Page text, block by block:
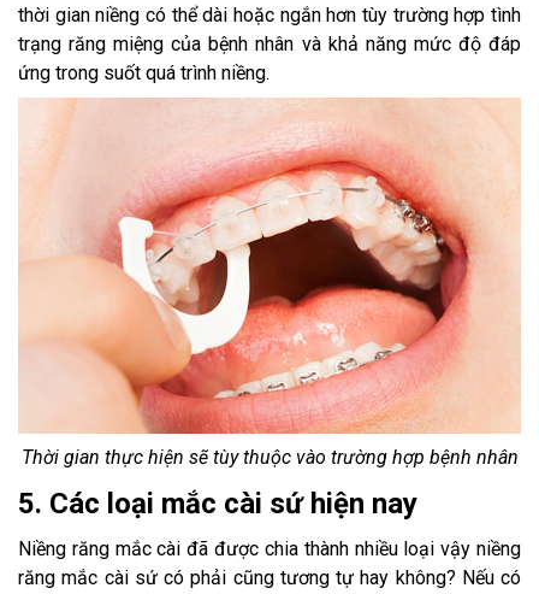
thời gian niềng có thể dài hoặc ngắn hơn tùy trường hợp tình
trạng răng miệng của bệnh nhân và khả năng mức độ đáp
ứng trong suốt quá trình niềng.
Thời gian thực hiện sẽ tùy thuộc vào trường hợp bệnh nhân
5. Các loại mắc cài sứ hiện nay
Niềng răng mắc cài đã được chia thành nhiều loại vậy niềng
răng mắc cài sứ có phải cũng tương tự hay không? Nếu có